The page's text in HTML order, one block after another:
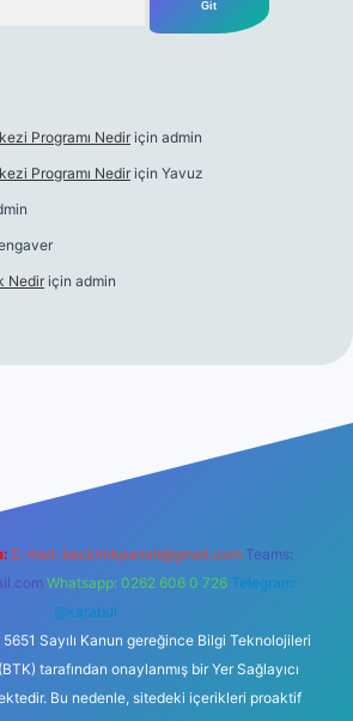
Programı Nedir için admin
Programı Nedir için Yavuz
Nedir için admin
E-mail: backlinkpaneli@gmail.com Teams:
Whatsapp: 0262 606 0 726 Telegram:
@karabul
Sayılı Kanun gereğince Bilgi Teknolojileri
tarafından onaylanmış bir Yer Sağlayıcı
Bu nedenle, sitedeki içerikleri proaktif